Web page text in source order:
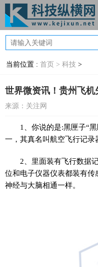
当前位置 : 首页 > 科技 >
世界微资讯！贵州飞机
来源：关注网
1、你说的是:黑匣子“
一，其真名叫航空飞行记录
2、里面装有飞行数据
位和电子仪器仪表都装有
神经与大脑相通一样。